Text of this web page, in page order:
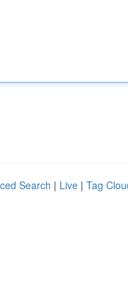
Search | Live | Tag